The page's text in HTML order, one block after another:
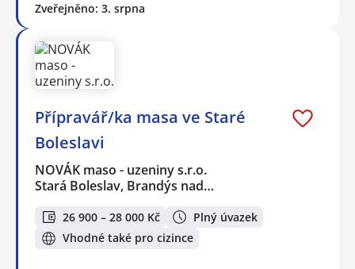
Zveřejněno: 3. srpna
Přípravář/ka masa ve Staré
Boleslavi
NOVÁK maso - uzeniny s.r.o.
Stará Boleslav, Brandýs nad…
26 900 – 28 000 Kč
Plný úvazek
Vhodné také pro cizince